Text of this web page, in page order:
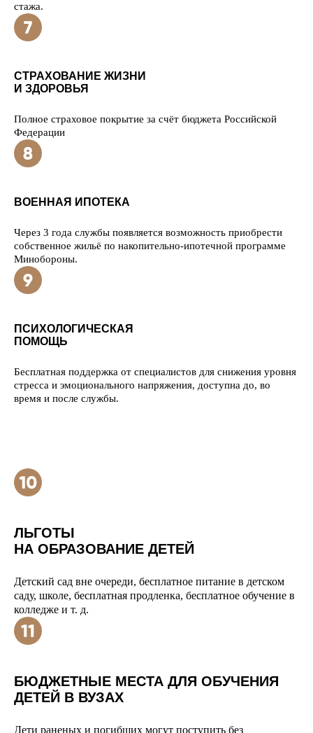
стажа.
СТРАХОВАНИЕ ЖИЗНИ
И ЗДОРОВЬЯ
Полное страховое покрытие за счёт бюджета Российской
Федерации
ВОЕННАЯ ИПОТЕКА
Через 3 года службы появляется возможность приобрести
собственное жильё по накопительно-ипотечной программе
Минобороны.
ПСИХОЛОГИЧЕСКАЯ
ПОМОЩЬ
Бесплатная поддержка от специалистов для снижения уровня
стресса и эмоционального напряжения, доступна до, во
время и после службы.
ЛЬГОТЫ
НА ОБРАЗОВАНИЕ ДЕТЕЙ
Детский сад вне очереди, бесплатное питание в детском
саду, школе, бесплатная продленка, бесплатное обучение в
колледже и т. д.
БЮДЖЕТНЫЕ МЕСТА ДЛЯ ОБУЧЕНИЯ
ДЕТЕЙ В ВУЗАХ
Дети раненых и погибших могут поступить без